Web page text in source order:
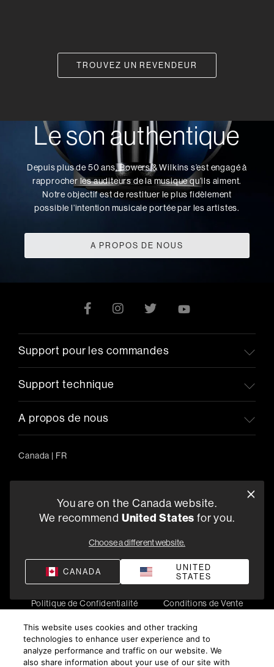
TROUVEZ UN REVENDEUR
Le son authentique
Depuis plus de 50 ans, Bowers & Wilkins s’est engagé à
rapprocher les auditeurs de la musique qu’ils aiment.
Notre objectif est de restituer le plus fidèlement
possible l’intention musicale portée par les artistes.
A PROPOS DE NOUS
Support pour les commandes
Support technique
A propos de nous
Canada | FR
5541 Fermi Court Carlsbad, CA 92008
Politique de Confidentialité
Conditions de Vente
© 2026 Harman International Industries, Incorporated. All
rights reserved.
You are on the Canada website.
We recommend United States for you.
Choose a different website.
CANADA
UNITED
STATES
This website uses cookies and other tracking
technologies to enhance user experience and to
analyze performance and traffic on our website. We
also share information about your use of our site with